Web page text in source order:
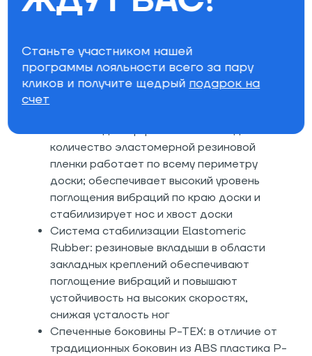
стекловолокна
фрирайд производительность
Сердечник NS Superlight: невероятно
легкий сердечник и прочных лиственных
количество эластомерной резиновой
пленки работает по всему периметру
доски; обеспечивает высокий уровень
поглощения вибраций по краю доски и
стабилизирует нос и хвост доски
Система стабилизации Elastomeric
Rubber: резиновые вкладыши в области
закладных креплений обеспечивают
поглощение вибраций и повышают
устойчивость на высоких скоростях,
снижая усталость ног
Спеченные боковины P-TEX: в отличие от
традиционных боковин из ABS пластика P-
Станьте участником нашей
программы лояльности всего за пару
кликов и получите щедрый подарок на
счет